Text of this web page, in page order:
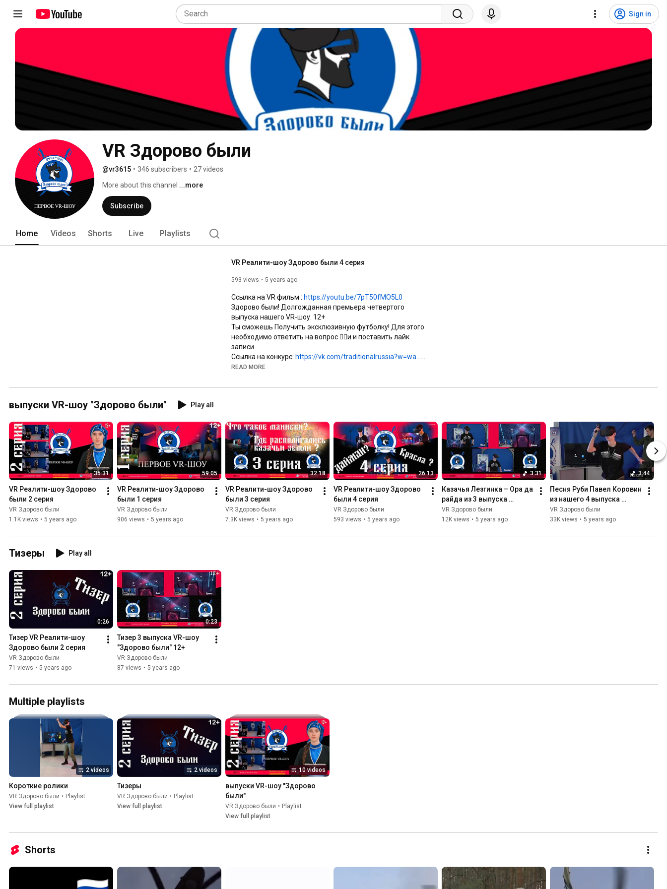
Sign in
VR Здорово были
@vr3615 • 346 subscribers • 27 videos
More about this channel ...more
Subscribe
Home Videos Shorts Live Playlists
VR Реалити-шоу Здорово были 4 серия
593 views 5 years ago
Ссылка на VR фильм : https://youtu.be/7pT50fMO5L0
Здорово были! Долгожданная премьера четвертого
выпуска нашего VR-шоу. 12+
Ты сможешь Получить эксклюзивную футболку! Для этого
необходимо ответить на вопрос 👇🏻и и поставить лайк
записи .
Ссылка на конкурс: https://vk.com/traditionalrussia?w=wa...
Ведущая Ирина Иванова -
Шлапаков Демьян- https://vk.com/demian94
При поддержке:
Федерального агентства по делам молодежи
(Росмолодежь) http://fadm.gov.ru
Информационного агенства "Казачье Единство"
https://vk.com/ia_kazak_edinstvo
READ MORE
выпуски VR-шоу "Здорово были" Play all
35:31
VR Реалити-шоу Здорово
были 2 серия
VR Здорово были
1.1K views • 5 years ago
59:05
VR Реалити-шоу Здорово
были 1 серия
VR Здорово были
906 views • 5 years ago
32:18
VR Реалити-шоу Здорово
были 3 серия
VR Здорово были
7.3K views • 5 years ago
26:13
VR Реалити-шоу Здорово
были 4 серия
VR Здорово были
593 views • 5 years ago
3:31
Казачья Лезгинка – Ора да
райда из 3 выпуска
Здорово были
VR Здорово были
12K views • 5 years ago
3:44
Песня Руби Павел Коровин
из нашего 4 выпуска
Здорово были
VR Здорово были
33K views • 5 years ago
Тизеры Play all
0:26
Тизер VR Реалити-шоу
Здорово были 2 серия
VR Здорово были
71 views • 5 years ago
0:23
Тизер 3 выпуска VR-шоу
"Здорово были" 12+
VR Здорово были
87 views • 5 years ago
Multiple playlists
2 videos
Короткие ролики
VR Здорово были • Playlist
View full playlist
2 videos
Тизеры
VR Здорово были • Playlist
View full playlist
10 videos
выпуски VR-шоу "Здорово
были"
VR Здорово были • Playlist
View full playlist
Shorts